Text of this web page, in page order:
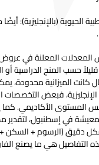
المعدلات المعلنة في
قليلاً حسب المنح الدراسية أو
الميزانية محدودة،
الإنجليزية، فبعض التخصصات
المستوى الأكاديمي. كما
في إسطنبول، لتقدير
دقيق (الرسوم + السكن
التفاصيل هي ما يصنع